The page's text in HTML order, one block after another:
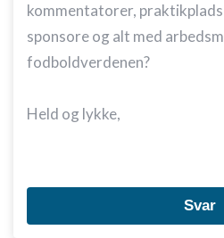
kommentatorer,
sponsore og alt med
fodboldverdenen?
Held og lykke,
Svar